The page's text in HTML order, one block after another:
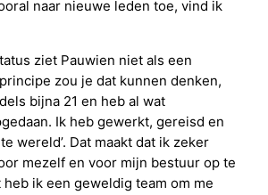
naar nieuwe leden toe, vind ik
ziet Pauwien niet als een
zou je dat kunnen denken,
bijna 21 en heb al wat
Ik heb gewerkt, gereisd en
wereld’. Dat maakt dat ik zeker
mezelf en voor mijn bestuur op te
heb ik een geweldig team om me